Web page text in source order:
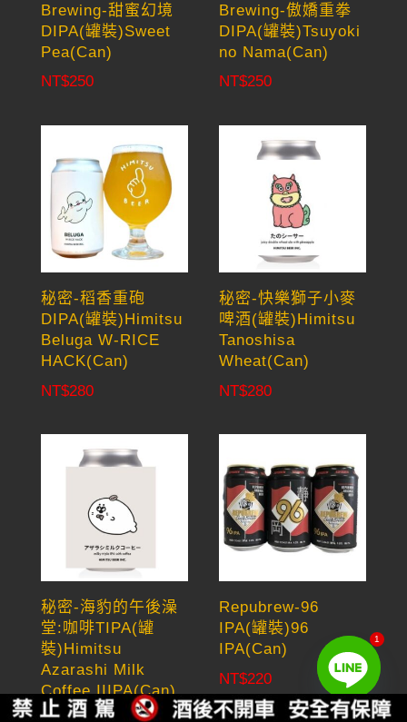
Brewing-甜蜜幻境
DIPA(罐裝)Sweet
Pea(Can)
NT$250
Brewing-傲嬌重拳
DIPA(罐裝)Tsuyoki
no Nama(Can)
NT$250
秘密-稻香重砲
DIPA(罐裝)Himitsu
Beluga W-RICE
HACK(Can)
NT$280
秘密-快樂獅子小麥
啤酒(罐裝)Himitsu
Tanoshisa
Wheat(Can)
NT$280
秘密-海豹的午後澡
堂:咖啡TIPA(罐
裝)Himitsu
Azarashi Milk
Coffee IIIPA(Can)
Repubrew-96
IPA(罐裝)96
IPA(Can)
NT$220
1